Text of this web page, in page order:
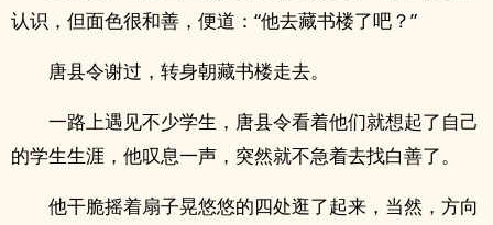
认识，但面色很和善，便道：“他去藏书楼了吧？”
唐县令谢过，转身朝藏书楼走去。
一路上遇见不少学生，唐县令看着他们就想起了自己
的学生生涯，他叹息一声，突然就不急着去找白善了。
他干脆摇着扇子晃悠悠的四处逛了起来，当然，方向